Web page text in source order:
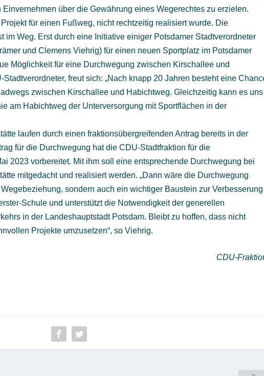
über die Gewährung eines Wegerechtes zu erzielen.
für einen Fußweg, nicht rechtzeitig realisiert wurde. Die
im Weg. Erst durch eine Initiative einiger Potsdamer Stadtverordneter
und Clemens Viehrig) für einen neuen Sportplatz im Potsdamer
Möglichkeit für eine Durchwegung zwischen Kirschallee und
freut sich: „Nach knapp 20 Jahren besteht eine
zwischen Kirschallee und Habichtweg. Gleichzeitig kann es uns
am Habichtweg der Unterversorgung mit Sportflächen in der
laufen durch einen fraktionsübergreifenden Antrag bereits in der
für die Durchwegung hat die CDU-Stadtfraktion für die
2023 vorbereitet. Mit ihm soll eine entsprechende Durchwegung bei
mitgedacht und realisiert werden. „Dann wäre die Durchwegung
sondern auch ein wichtiger Baustein zur Verbesserung
Schule und unterstützt die Notwendigkeit der generellen
in der Landeshauptstadt Potsdam. Bleibt zu hoffen, dass nicht
Projekte umzusetzen“, so Viehrig.
CDU-